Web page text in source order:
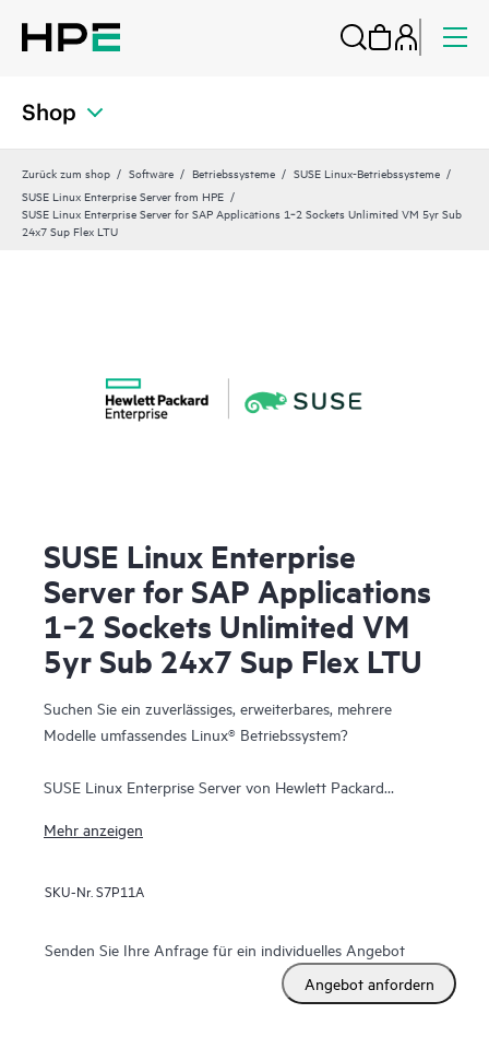
Shop
Zurück zum shop Software Betriebssysteme
SUSE Linux-Betriebssysteme
SUSE Linux Enterprise Server from HPE
SUSE Linux Enterprise Server for SAP Applications 1‑2 Sockets Unlimited VM 5yr Sub
24x7 Sup Flex LTU
SUSE Linux Enterprise
Server for SAP Applications
1‑2 Sockets Unlimited VM
5yr Sub 24x7 Sup Flex LTU
Suchen Sie ein zuverlässiges, erweiterbares, mehrere
Modelle umfassendes Linux® Betriebssystem?
SUSE Linux Enterprise Server von Hewlett Packard
sicheres Serverbetriebssystem für geschäftskritische
und überschaubare Open-Source-Basis. Unternehmen
können damit kosteneffizient Leistungen im Bereich ihres
Kerngeschäfts bereitstellen, sichere Netzwerke ermöglichen
Mehr anzeigen
SKU-Nr. S7P11A
Senden Sie Ihre Anfrage für ein individuelles Angebot
Angebot anfordern